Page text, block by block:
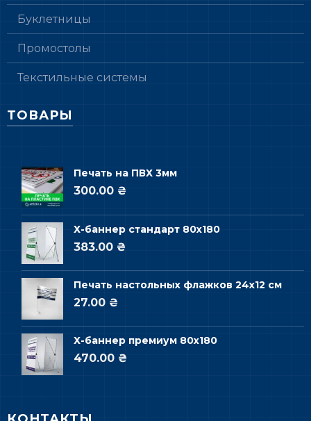
Буклетницы
Промостолы
Текстильные системы
ТОВАРЫ
Печать на ПВХ 3мм
300.00 ₴
Х-баннер стандарт 80х180
383.00 ₴
Печать настольных флажков 24х12 см
27.00 ₴
Х-баннер премиум 80х180
470.00 ₴